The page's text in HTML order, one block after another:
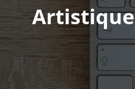
Artistique